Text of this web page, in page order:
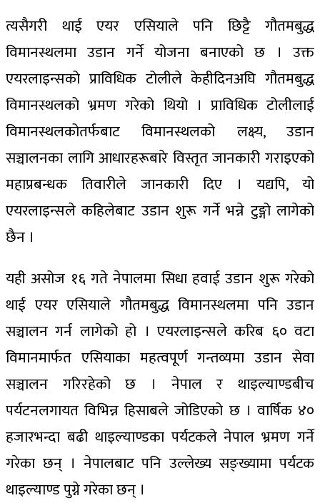
त्यसैगरी थाई एयर एसियाले पनि छिट्टै गौतमबुद्ध
विमानस्थलमा उडान गर्ने योजना बनाएको छ । उक्त
एयरलाइन्सको प्राविधिक टोलीले केहीदिनअघि गौतमबुद्ध
विमानस्थलको भ्रमण गरेको थियो । प्राविधिक टोलीलाई
विमानस्थलकोतर्फबाट विमानस्थलको लक्ष्य, उडान
सञ्चालनका लागि आधारहरूबारे विस्तृत जानकारी गराइएको
महाप्रबन्धक तिवारीले जानकारी दिए । यद्यपि, यो
एयरलाइन्सले कहिलेबाट उडान शुरू गर्ने भन्ने टुङ्गो लागेको
छैन ।
यही असोज १६ गते नेपालमा सिधा हवाई उडान शुरू गरेको
थाई एयर एसियाले गौतमबुद्ध विमानस्थलमा पनि उडान
सञ्चालन गर्न लागेको हो । एयरलाइन्सले करिब ६० वटा
विमानमार्फत एसियाका महत्वपूर्ण गन्तव्यमा उडान सेवा
सञ्चालन गरिरहेको छ । नेपाल र थाइल्याण्डबीच
पर्यटनलगायत विभिन्न हिसाबले जोडिएको छ । वार्षिक ४०
हजारभन्दा बढी थाइल्याण्डका पर्यटकले नेपाल भ्रमण गर्ने
गरेका छन् । नेपालबाट पनि उल्लेख्य सङ्ख्यामा पर्यटक
थाइल्याण्ड पुग्ने गरेका छन् ।